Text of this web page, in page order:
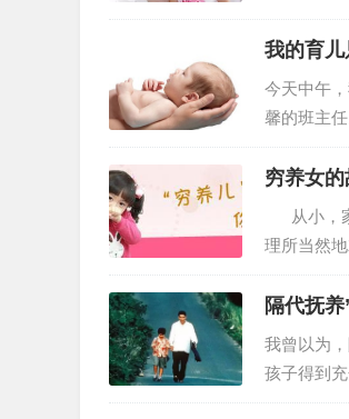
爱好运动
事 1996年
圆了她想
我的育
今天中午
馨的班主
赶紧挂了
有比儿女
下午学校
自己拼音
穷养女
从小，家
理所当然
杂物间早
笑。 直到
趋势。 …
隔代抚
我曾以为
孩子得到
这样的想